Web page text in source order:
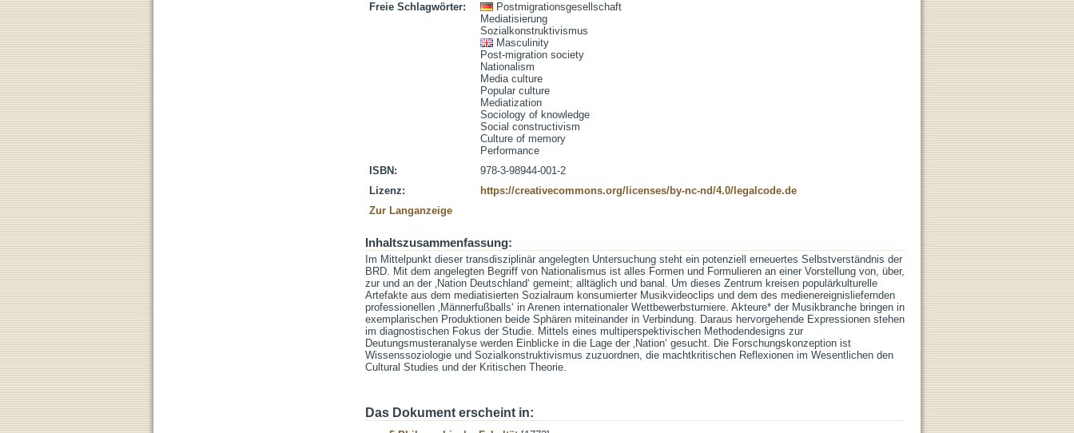
Freie Schlagwörter:
Postmigrationsgesellschaft
Mediatisierung
Sozialkonstruktivismus
Masculinity
Post-migration society
Nationalism
Media culture
Popular culture
Mediatization
Sociology of knowledge
Social constructivism
Culture of memory
Performance
ISBN:
978-3-98944-001-2
Lizenz:
https://creativecommons.org/licenses/by-nc-nd/4.0/legalcode.de
Zur Langanzeige
Inhaltszusammenfassung:
Im Mittelpunkt dieser transdisziplinär angelegten Untersuchung steht ein potenziell erneuertes Selbstverständnis der
BRD. Mit dem angelegten Begriff von Nationalismus ist alles Formen und Formulieren an einer Vorstellung von, über,
zur und an der ‚Nation Deutschland‘ gemeint; alltäglich und banal. Um dieses Zentrum kreisen populärkulturelle
Artefakte aus dem mediatisierten Sozialraum konsumierter Musikvideoclips und dem des medienereignisliefernden
professionellen ‚Männerfußballs‘ in Arenen internationaler Wettbewerbsturniere. Akteure* der Musikbranche bringen in
exemplarischen Produktionen beide Sphären miteinander in Verbindung. Daraus hervorgehende Expressionen stehen
im diagnostischen Fokus der Studie. Mittels eines multiperspektivischen Methodendesigns zur
Deutungsmusteranalyse werden Einblicke in die Lage der ‚Nation‘ gesucht. Die Forschungskonzeption ist
Wissenssoziologie und Sozialkonstruktivismus zuzuordnen, die machtkritischen Reflexionen im Wesentlichen den
Cultural Studies und der Kritischen Theorie.
Das Dokument erscheint in: